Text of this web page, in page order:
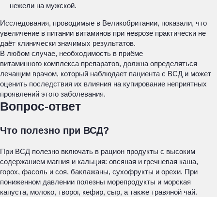
нежели на мужской.
Исследования, проводимые в Великобритании, показали, что
увеличение в питании витаминов при неврозе практически не
даёт клинически значимых результатов.
В любом случае, необходимость в приёме
витаминного комплекса препаратов, должна определяться
лечащим врачом, который наблюдает пациента с ВСД и может
оценить последствия их влияния на купирование неприятных
проявлений этого заболевания.
Вопрос-ответ
Что полезно при ВСД?
При ВСД полезно включать в рацион продукты с высоким
содержанием магния и кальция: овсяная и гречневая каша,
горох, фасоль и соя, баклажаны, сухофрукты и орехи. При
пониженном давлении полезны морепродукты и морская
капуста, молоко, творог, кефир, сыр, а также травяной чай.